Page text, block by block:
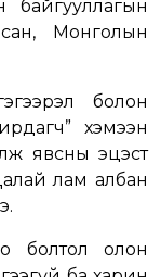
Монголын
болон
хэмээн
явсны эцэст
лам албан
болтол олон